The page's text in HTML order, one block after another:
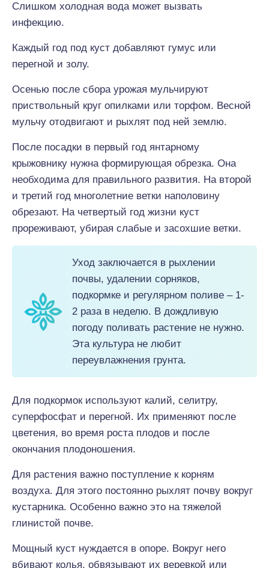
Слишком холодная вода может вызвать
инфекцию.
Каждый год под куст добавляют гумус или
перегной и золу.
Осенью после сбора урожая мульчируют
приствольный круг опилками или торфом. Весной
мульчу отодвигают и рыхлят под ней землю.
После посадки в первый год янтарному
крыжовнику нужна формирующая обрезка. Она
необходима для правильного развития. На второй
и третий год многолетние ветки наполовину
обрезают. На четвертый год жизни куст
прореживают, убирая слабые и засохшие ветки.
Уход заключается в рыхлении
почвы, удалении сорняков,
подкормке и регулярном поливе – 1-
2 раза в неделю. В дождливую
погоду поливать растение не нужно.
Эта культура не любит
переувлажнения грунта.
Для подкормок используют калий, селитру,
суперфосфат и перегной. Их применяют после
цветения, во время роста плодов и после
окончания плодоношения.
Для растения важно поступление к корням
воздуха. Для этого постоянно рыхлят почву вокруг
кустарника. Особенно важно это на тяжелой
глинистой почве.
Мощный куст нуждается в опоре. Вокруг него
вбивают колья, обвязывают их веревкой или